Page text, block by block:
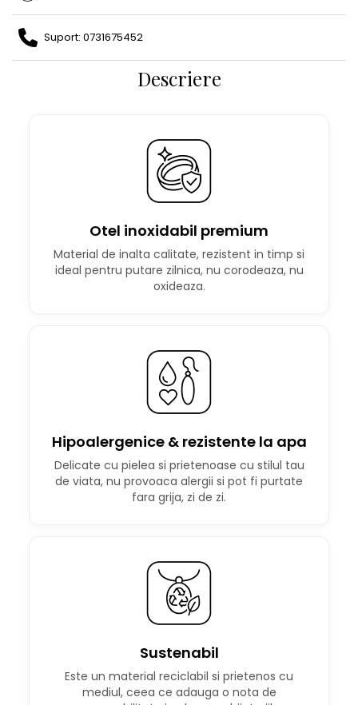
Suport: 0731675452
Descriere
Otel inoxidabil premium
Material de inalta calitate, rezistent in timp si
ideal pentru putare zilnica, nu corodeaza, nu
oxideaza.
Hipoalergenice & rezistente la apa
Delicate cu pielea si prietenoase cu stilul tau
de viata, nu provoaca alergii si pot fi purtate
fara grija, zi de zi.
Sustenabil
Este un material reciclabil si prietenos cu
mediul, ceea ce adauga o nota de